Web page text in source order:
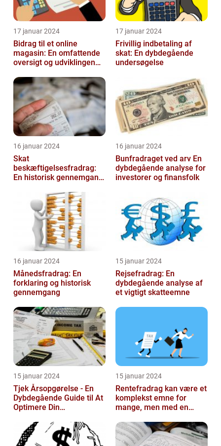
17 januar 2024
Bidrag til et online
magasin: En omfattende
oversigt og udviklingen
17 januar 2024
Frivillig indbetaling af
skat: En dybdegående
undersøgelse
16 januar 2024
Skat
beskæftigelsesfradrag:
En historisk gennemgang
skattefritagelsesprogram
for inves...
16 januar 2024
Bunfradraget ved arv En
dybdegående analyse for
investorer og finansfolk
16 januar 2024
Månedsfradrag: En
forklaring og historisk
gennemgang
15 januar 2024
Rejsefradrag: En
dybdegående analyse af
et vigtigt skatteemne
15 januar 2024
Tjek Årsopgørelse - En
Dybdegående Guide til At
Optimere Din
15 januar 2024
Rentefradrag kan være et
komplekst emne for
mange, men med en
kan man nemt og ...